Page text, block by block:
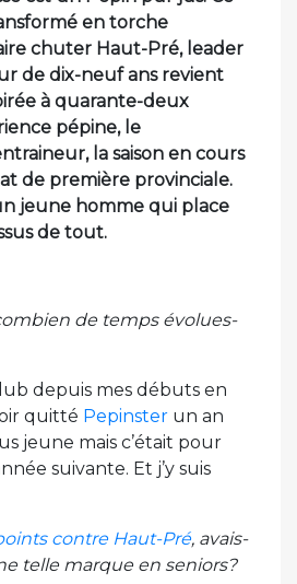
en torche
chuter Haut-Pré, leader
de dix-neuf ans revient
à quarante-deux
pépine, le
la saison en cours
de première provinciale.
jeune homme qui place
de tout.
de temps évolues-
depuis mes débuts en
quitté Pepinster un an
jeune mais c’était pour
suivante. Et j’y suis
contre Haut-Pré, avais-
telle marque en seniors?